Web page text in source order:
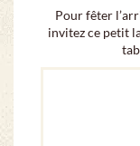
Pour fêter
invitez ce petit